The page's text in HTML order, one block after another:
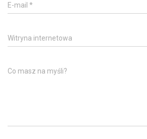
E-mail *
Witryna internetowa
Co masz na myśli?